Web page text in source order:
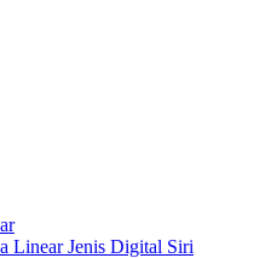
Linear Jenis Digital Siri